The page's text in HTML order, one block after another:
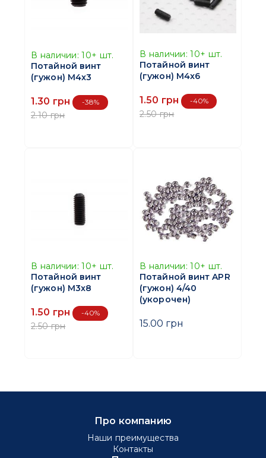
В наличии: 10+ шт.
Потайной винт
(гужон) M4x3
1.30 грн -38%
2.10 грн
В наличии: 10+ шт.
Потайной винт
(гужон) M4x6
1.50 грн -40%
2.50 грн
В наличии: 10+ шт.
Потайной винт
(гужон) M3x8
1.50 грн -40%
2.50 грн
В наличии: 10+ шт.
Потайной винт APR
(гужон) 4/40
(укорочен)
15.00 грн
Про компанию
Наши преимущества
Контакты